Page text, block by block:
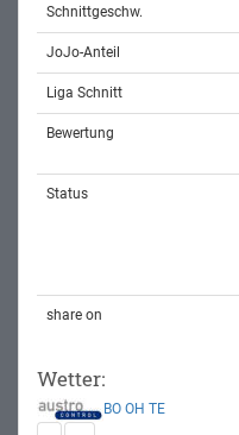
Schnittgeschw.
JoJo-Anteil
Liga Schnitt
Bewertung
Status
share on
Wetter:
BO OH TE